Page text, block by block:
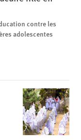
contre les
adolescentes